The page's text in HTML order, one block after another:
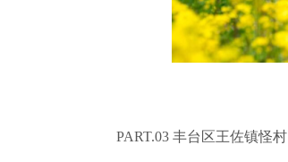
PART.03 丰台区王佐镇怪村